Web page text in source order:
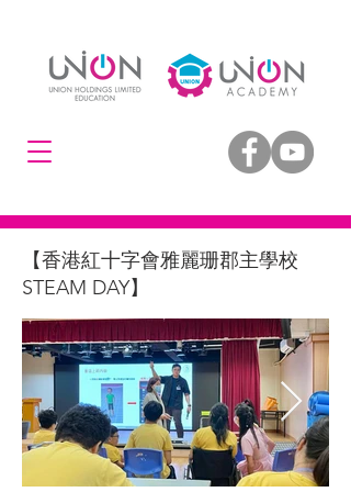
【香港紅十字會雅麗珊郡主學校
STEAM DAY】